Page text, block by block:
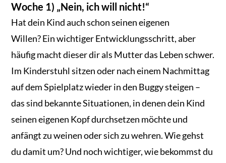
Woche 1) „Nein, ich will nicht!“
Hat dein Kind auch schon seinen eigenen
Willen? Ein wichtiger Entwicklungsschritt, aber
häufig macht dieser dir als Mutter das Leben schwer.
Im Kinderstuhl sitzen oder nach einem Nachmittag
auf dem Spielplatz wieder in den Buggy steigen –
das sind bekannte Situationen, in denen dein Kind
seinen eigenen Kopf durchsetzen möchte und
anfängt zu weinen oder sich zu wehren. Wie gehst
du damit um? Und noch wichtiger, wie bekommst du